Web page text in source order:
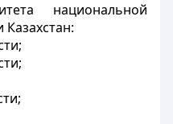
национальной
Казахстан: